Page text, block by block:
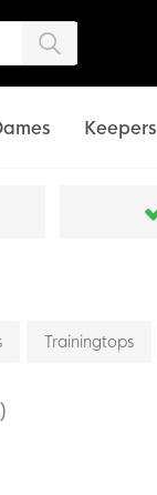
Keepers
Trainingtops